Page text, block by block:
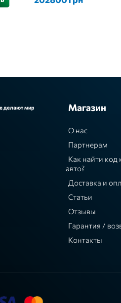
делают мир
Магазин
О нас
Партнерам
Как найти код
авто?
Доставка и
Статьи
Отзывы
Гарантия /
Контакты